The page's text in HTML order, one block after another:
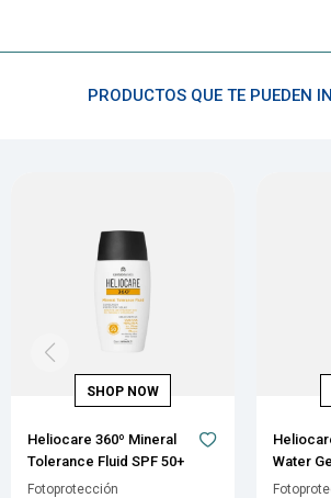
PRODUCTOS QUE TE PUEDEN
Heliocare 360º Mineral
Tolerance Fluid SPF 50+
Fotoprotección
Water